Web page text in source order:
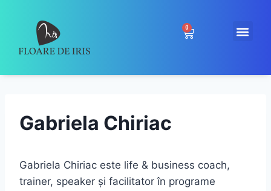
0
Gabriela Chiriac
Gabriela Chiriac este life & business coach,
trainer, speaker şi facilitator în programe